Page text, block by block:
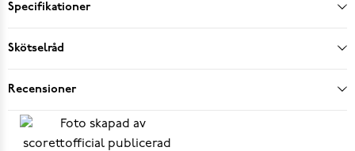
Specifikationer
Skötselråd
Recensioner